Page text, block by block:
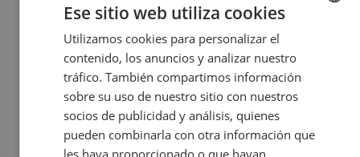
Initial Shock
Other Topics
SPANISH
Ese sitio web utiliza cookies
Utilizamos cookies para personalizar el
contenido, los anuncios y analizar nuestro
tráfico. También compartimos información
sobre su uso de nuestro sitio con nuestros
socios de publicidad y análisis, quienes
pueden combinarla con otra información que
les haya proporcionado o que hayan